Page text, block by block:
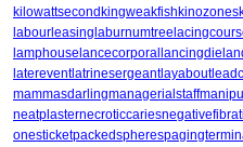
kilowattsecond kingweakfishkinozones
labourleasing laburnumtree
lamphouse lancecorporal lancingdie
latereventlatrinesergeantlayabout
mammasdarlingmanagerialstaff
neatplasternecroticcaries
onesticketpackedspheres